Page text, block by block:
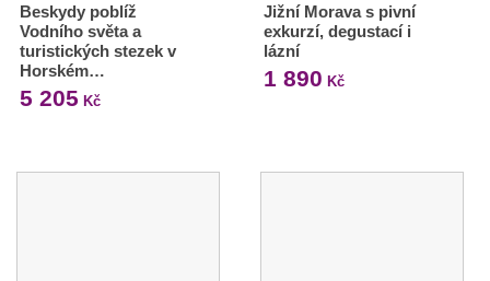
Beskydy poblíž
Vodního světa a
turistických stezek v
Horském…
5 205 Kč
Jižní Morava s pivní
exkurzí, degustací i
lázní
1 890 Kč